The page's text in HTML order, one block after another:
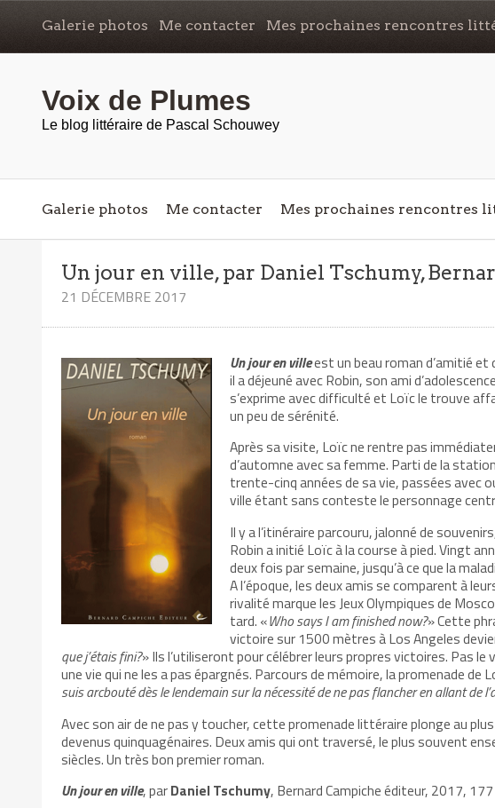
Galerie photos Me contacter Mes prochaines rencontres
Voix de Plumes
Le blog littéraire de Pascal Schouwey
Galerie photos Me contacter Mes prochaines rencontres
Un jour en ville, par Daniel Tschumy,
21 DÉCEMBRE 2017
Un jour en villeest un beau roman d’amitié et
il a déjeuné avec Robin, son ami
s’exprime avec difficulté et Loïc le trouve
un peu de sérénité.
Après sa visite, Loïc ne rentre pas
d’automne avec sa femme. Parti de la
trente-cinq années de sa vie, passées avec
ville étant sans conteste le personnage
Il y a l’itinéraire parcouru, jalonné de
Robin a initié Loïc à la course à pied. Vingt
deux fois par semaine, jusqu’à ce que la
A l’époque, les deux amis se comparent à
rivalité marque les Jeux Olympiques de
tard. «Who says I am finished now?» Cette
victoire sur 1500 mètres à Los Angeles
que j’étais fini?» Ils l’utiliseront pour célébrer leurs propres victoires. Pas
une vie qui ne les a pas épargnés. Parcours de mémoire, la promenade de
suis arcbouté dès le lendemain sur la nécessité de ne pas flancher en allant de
Avec son air de ne pas y toucher, cette promenade littéraire plonge au
devenus quinquagénaires. Deux amis qui ont traversé, le plus souvent
siècles. Un très bon premier roman.
Un jour en ville, parDaniel Tschumy, Bernard Campiche éditeur, 2017,